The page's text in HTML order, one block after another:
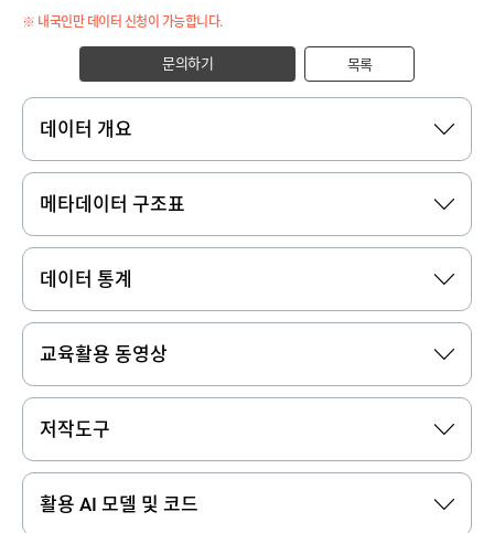
※ 내국인만 데이터 신청이 가능합니다.
문의하기 목록
데이터 개요
메타데이터 구조표
데이터 통계
교육활용 동영상
저작도구
활용 AI 모델 및 코드